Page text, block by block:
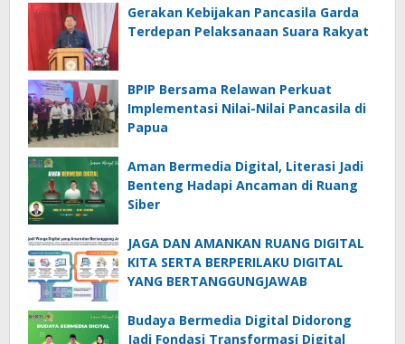
Gerakan Kebijakan Pancasila Garda
Terdepan Pelaksanaan Suara Rakyat
BPIP Bersama Relawan Perkuat
Implementasi Nilai-Nilai Pancasila di
Papua
Aman Bermedia Digital, Literasi Jadi
Benteng Hadapi Ancaman di Ruang
Siber
JAGA DAN AMANKAN RUANG DIGITAL
KITA SERTA BERPERILAKU DIGITAL
YANG BERTANGGUNGJAWAB
Budaya Bermedia Digital Didorong
Jadi Fondasi Transformasi Digital